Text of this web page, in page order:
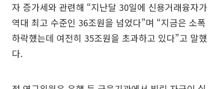
자 증가세와 관련해 “지난달 30일에 신용거래융자가
역대 최고 수준인 36조원을 넘었다”며 “지금은 소폭
하락했는데 여전히 35조원을 초과하고 있다”고 말했
다.